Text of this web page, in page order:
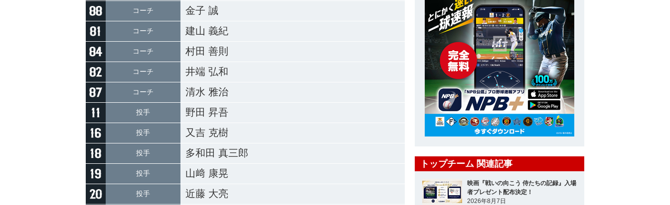
コーチ 金子 誠
コーチ 建山 義紀
コーチ 村田 善則
コーチ 井端 弘和
コーチ 清水 雅治
投手 野田 昇吾
投手 又吉 克樹
投手 多和田 真三郎
投手 山﨑 康晃
投手 近藤 大亮
コーチ 金子 誠
コーチ 建山 義紀
コーチ 村田 善則
コーチ 井端 弘和
コーチ 清水 雅治
投手 野田 昇吾
又吉 克樹
投手 山﨑 康晃
投手 近藤 大亮
トップチーム 関連記事
映画『戦いの向こう 侍たちの記録』入場
者プレゼント配布決定！
2026年8月7日